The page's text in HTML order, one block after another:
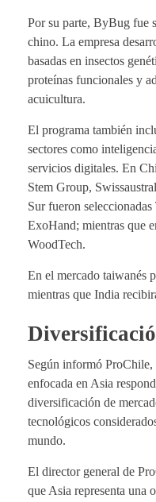
Por su parte, ByBug fue
chino. La empresa
basadas en insectos
proteínas funcionales y
acuicultura.
El programa también
sectores como
servicios digitales. En
Stem Group,
Sur fueron
ExoHand; mientras que
WoodTech.
En el mercado taiwanés
mientras que India
Según informó ProChile,
enfocada en Asia
diversificación de
tecnológicos
mundo.
El director general de
que Asia representa una